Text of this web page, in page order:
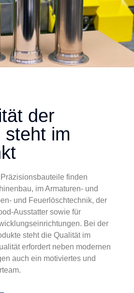
der
steht im
finden
im Armaturen- und
und Feuerlöschtechnik, der
Ausstatter sowie für
Bei der
steht die Qualität im
erfordert neben modernen
auch ein motiviertes und